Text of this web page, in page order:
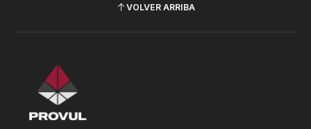
VOLVER ARRIBA